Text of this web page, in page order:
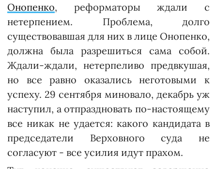
Онопенко, реформаторы ждали с
нетерпением. Проблема, долго
существовавшая для них в лице Онопенко,
должна была разрешиться сама собой.
Ждали-ждали, нетерпеливо предвкушая,
но все равно оказались неготовыми к
успеху. 29 сентября миновало, декабрь уж
наступил, а отпраздновать по-настоящему
все никак не удается: какого кандидата в
председатели Верховного суда не
согласуют - все усилия идут прахом.